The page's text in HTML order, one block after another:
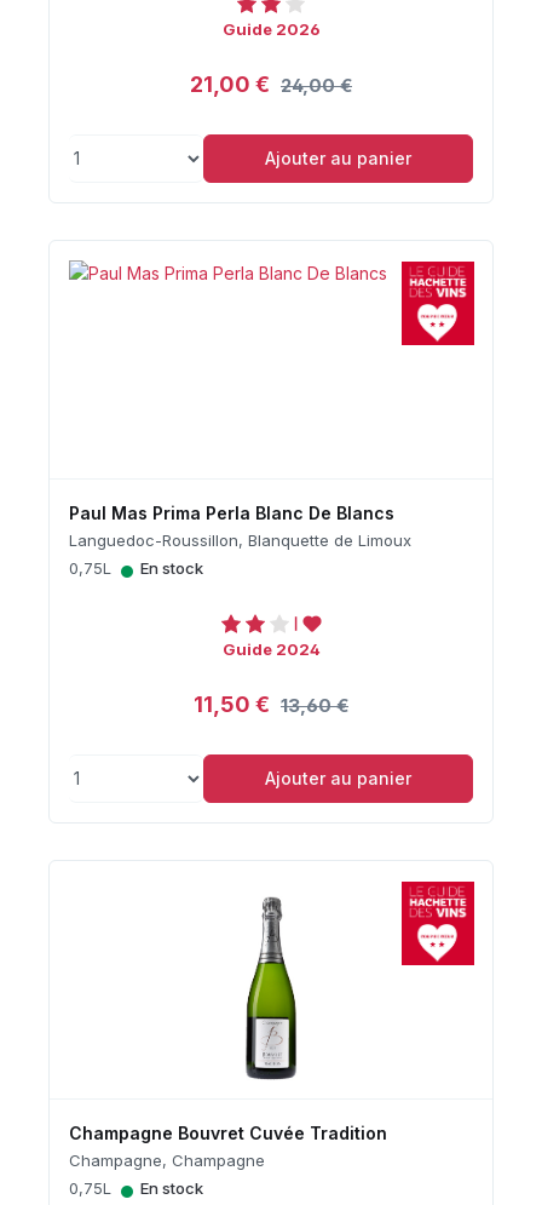
Guide 2026
21,00 € 24,00 €
Ajouter au panier
Paul Mas Prima Perla Blanc De Blancs
Languedoc-Roussillon, Blanquette de Limoux
0,75L
• En stock
Guide 2024
11,50 € 13,60 €
Ajouter au panier
Champagne Bouvret Cuvée Tradition
Champagne, Champagne
0,75L
• En stock